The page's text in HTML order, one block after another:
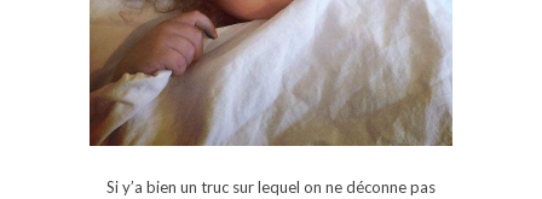
Si y’a bien un truc sur lequel on ne déconne pas